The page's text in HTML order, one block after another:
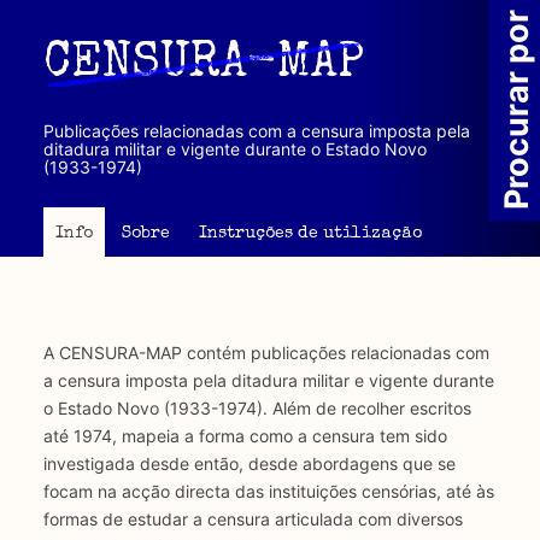
principal
CENSURA-MAP
Publicações relacionadas com a censura imposta pela
ditadura militar e vigente durante o Estado Novo
(1933-1974)
Info Sobre Instruções de utilização
A CENSURA-MAP contém publicações relacionadas com
a censura imposta pela ditadura militar e vigente durante
o Estado Novo (1933-1974). Além de recolher escritos
até 1974, mapeia a forma como a censura tem sido
investigada desde então, desde abordagens que se
focam na acção directa das instituições censórias, até às
formas de estudar a censura articulada com diversos
Procurar por